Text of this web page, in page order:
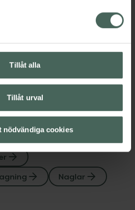
Tillåt alla
Tillåt urval
nödvändiga cookies
Visa
Visa
Visa
inom
Naglar